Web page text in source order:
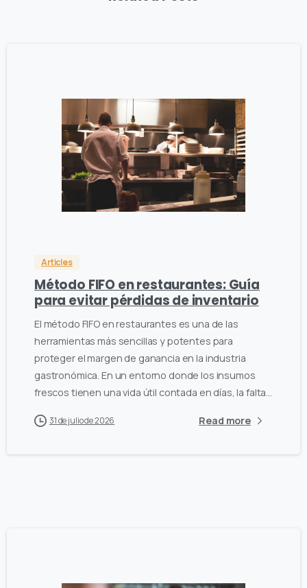
0 0
Articles
Método FIFO en restaurantes: Guía
para evitar pérdidas de inventario
El método FIFO en restaurantes es una de las
herramientas más sencillas y potentes para
proteger el margen de ganancia en la industria
gastronómica. En un entorno donde los insumos
frescos tienen una vida útil contada en días, la falta...
31 de julio de 2026 Read more